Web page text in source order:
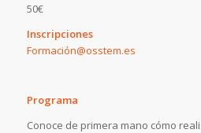
50€
Inscripciones
Formación@osstem.es
Programa
Conoce de primera mano cómo